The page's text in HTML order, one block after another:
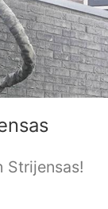
Strijensas!